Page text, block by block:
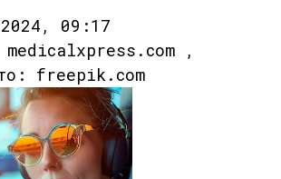
09:17
medicalxpress.com ,
freepik.com